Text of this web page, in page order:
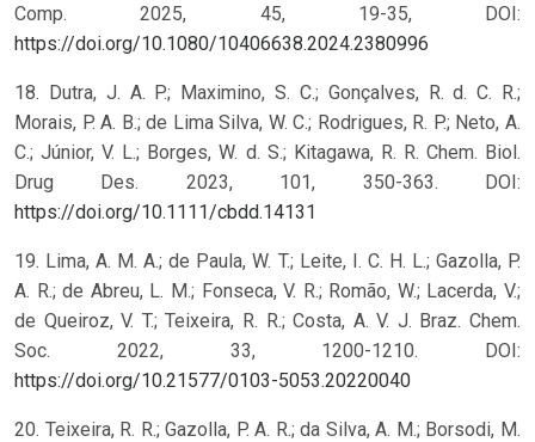
Comp. 2025, 45, 19-35, DOI:
https://doi.org/10.1080/10406638.2024.2380996
18. Dutra, J. A. P.; Maximino, S. C.; Gonçalves, R. d. C. R.;
Morais, P. A. B.; de Lima Silva, W. C.; Rodrigues, R. P.; Neto, A.
C.; Júnior, V. L.; Borges, W. d. S.; Kitagawa, R. R. Chem. Biol.
Drug Des. 2023, 101, 350-363. DOI:
https://doi.org/10.1111/cbdd.14131
19. Lima, A. M. A.; de Paula, W. T.; Leite, I. C. H. L.; Gazolla, P.
A. R.; de Abreu, L. M.; Fonseca, V. R.; Romão, W.; Lacerda, V.;
de Queiroz, V. T.; Teixeira, R. R.; Costa, A. V. J. Braz. Chem.
Soc. 2022, 33, 1200-1210. DOI:
https://doi.org/10.21577/0103-5053.20220040
20. Teixeira, R. R.; Gazolla, P. A. R.; da Silva, A. M.; Borsodi, M.